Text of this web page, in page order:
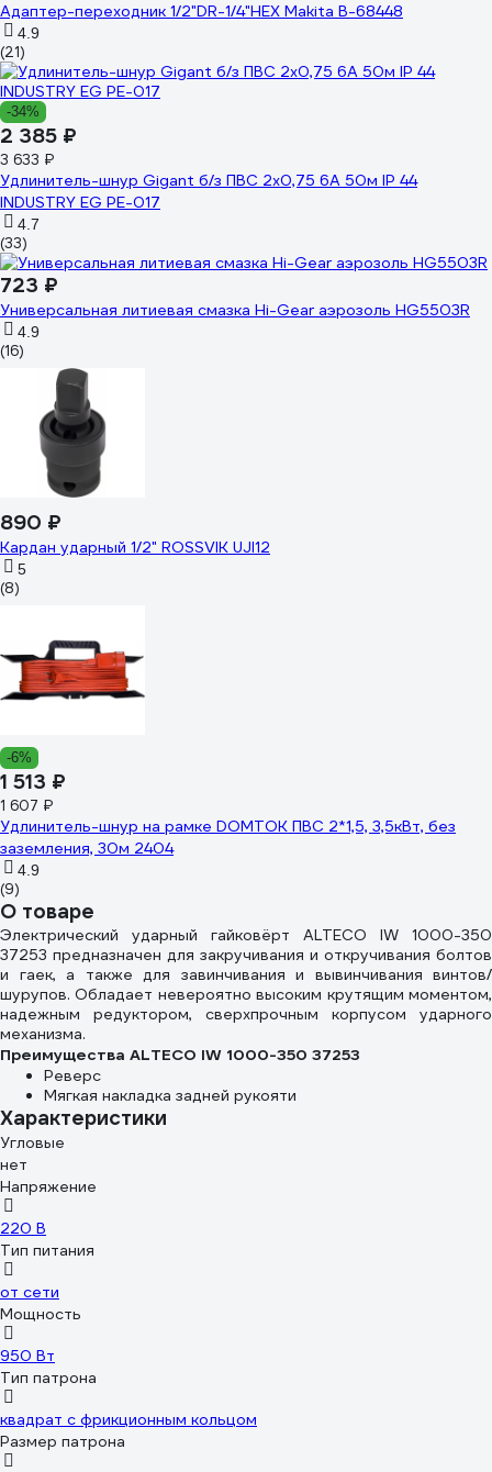
Адаптер-переходник 1/2"DR-1/4"HEX Makita B-68448
4.9
(21)
-34%
2 385 ₽
3 633 ₽
Удлинитель-шнур Gigant б/з ПВС 2х0,75 6A 50м IP 44
INDUSTRY EG PE-017
4.7
(33)
723 ₽
Универсальная литиевая смазка Hi-Gear аэрозоль HG5503R
4.9
(16)
890 ₽
Кардан ударный 1/2" ROSSVIK UJI12
5
(8)
-6%
1 513 ₽
1 607 ₽
Удлинитель-шнур на рамке DOMTOK ПВС 2*1,5, 3,5кВт, без
заземления, 30м 2404
4.9
(9)
О товаре
Электрический ударный гайковёрт ALTECO IW 1000-350
37253 предназначен для закручивания и откручивания болтов
и гаек, а также для завинчивания и вывинчивания винтов/
шурупов. Обладает невероятно высоким крутящим моментом,
надежным редуктором, сверхпрочным корпусом ударного
механизма.
Преимущества ALTECO IW 1000-350 37253
Реверс
Мягкая накладка задней рукояти
Характеристики
Угловые
нет
Напряжение
220 В
Тип питания
от сети
Мощность
950 Вт
Тип патрона
квадрат с фрикционным кольцом
Размер патрона